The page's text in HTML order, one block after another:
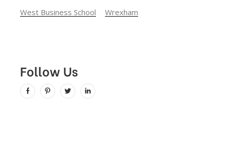
West Business School
Wrexham
Follow Us